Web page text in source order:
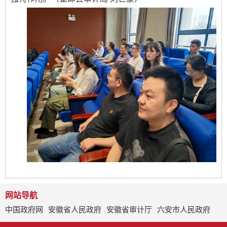
网站导航
中国政府网
安徽省人民政府 安徽省审计厅 六安市人民政府